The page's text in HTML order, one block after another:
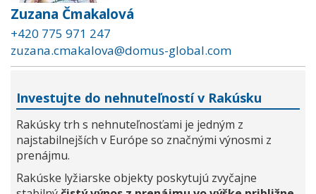
Zuzana Čmakalová
+420 775 971 247
zuzana.cmakalova@domus-global.com
Investujte do nehnuteľností v Rakúsku
Rakúsky trh s nehnuteľnosťami je jedným z
najstabilnejších v Európe so značnými výnosmi z
prenájmu.
Rakúske lyžiarske objekty poskytujú zvyčajne